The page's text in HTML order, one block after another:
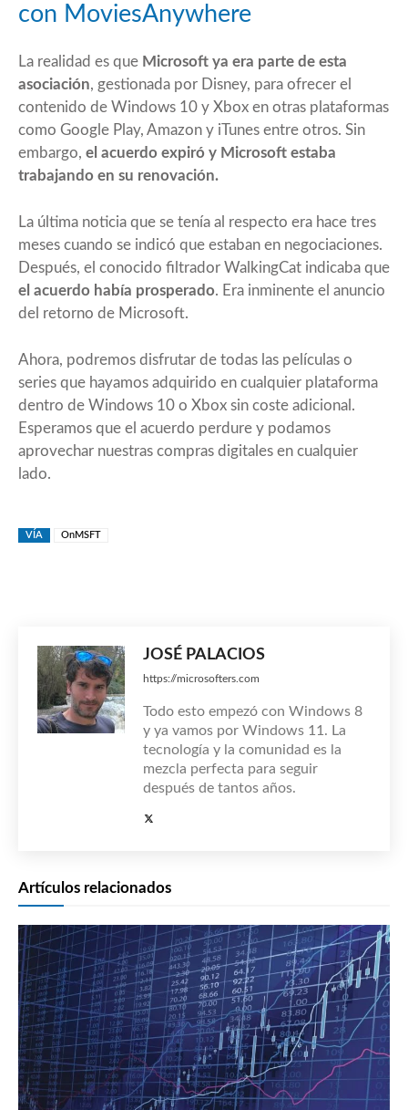
con MoviesAnywhere
La realidad es que Microsoft ya era parte de esta
asociación, gestionada por Disney, para ofrecer el
contenido de Windows 10 y Xbox en otras plataformas
como Google Play, Amazon y iTunes entre otros. Sin
embargo, el acuerdo expiró y Microsoft estaba
trabajando en su renovación.
La última noticia que se tenía al respecto era hace tres
meses cuando se indicó que estaban en negociaciones.
Después, el conocido filtrador WalkingCat indicaba que
el acuerdo había prosperado. Era inminente el anuncio
del retorno de Microsoft.
Ahora, podremos disfrutar de todas las películas o
series que hayamos adquirido en cualquier plataforma
dentro de Windows 10 o Xbox sin coste adicional.
Esperamos que el acuerdo perdure y podamos
aprovechar nuestras compras digitales en cualquier
lado.
VÍA OnMSFT
JOSÉ PALACIOS
https://microsofters.com
Todo esto empezó con Windows 8
y ya vamos por Windows 11. La
tecnología y la comunidad es la
mezcla perfecta para seguir
después de tantos años.
Artículos relacionados